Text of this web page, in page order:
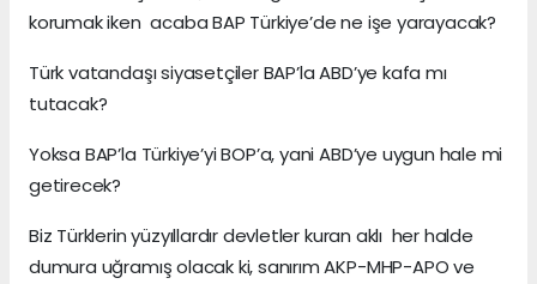
korumak iken acaba BAP Türkiye’de ne işe yarayacak?
Türk vatandaşı siyasetçiler BAP’la ABD’ye kafa mı
tutacak?
Yoksa BAP’la Türkiye’yi BOP’a, yani ABD’ye uygun hale mi
getirecek?
Biz Türklerin yüzyıllardır devletler kuran aklı her halde
dumura uğramış olacak ki, sanırım AKP-MHP-APO ve